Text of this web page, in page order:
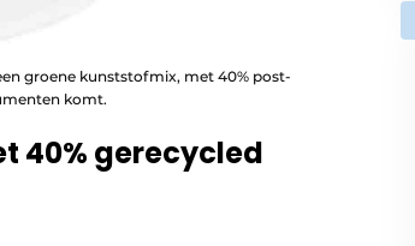
groene kunststofmix, met 40% post-
komt.
40% gerecycled